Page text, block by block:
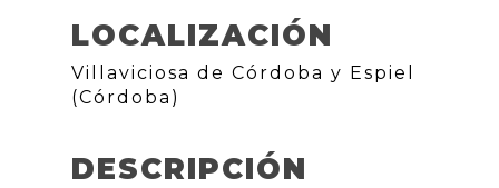
LOCALIZACIÓN
Villaviciosa de Córdoba y Espiel
(Córdoba)
DESCRIPCIÓN